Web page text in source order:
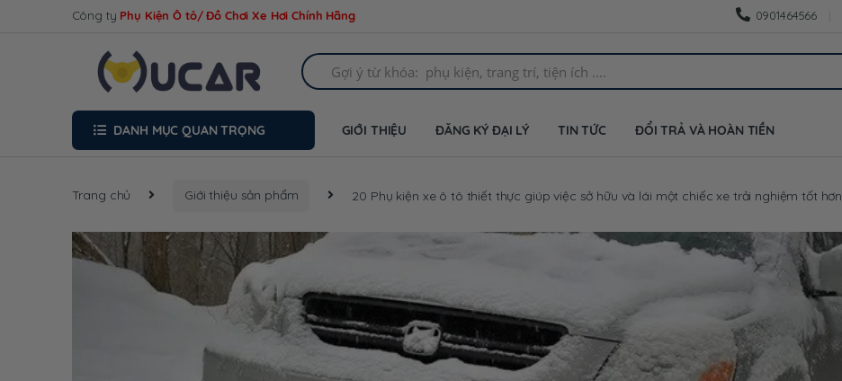
Công ty Phụ Kiện Ô tô/ Đồ Chơi Xe Hơi Chính Hãng 0901464566
Search
for:
DANH MỤC QUAN TRỌNG GIỚI THIỆU ĐĂNG KÝ ĐẠI LÝ TIN TỨC ĐỔI TRẢ VÀ HOÀN TIỀN
Trang chủ Giới thiệu sản phẩm 20 Phụ kiện xe ô tô thiết thực giúp việc sở hữu và lái một chiếc xe trải nghiệm tốt hơn